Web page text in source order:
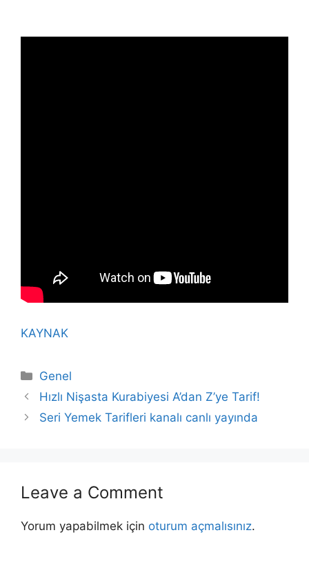
KAYNAK
Categories
Genel
Hızlı Nişasta Kurabiyesi A’dan Z’ye Tarif!
Seri Yemek Tarifleri kanalı canlı yayında
Leave a Comment
Yorum yapabilmek için oturum açmalısınız.